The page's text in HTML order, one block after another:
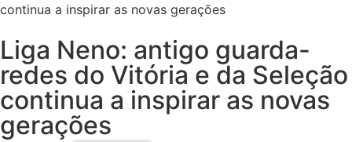
continua a inspirar as novas gerações
Liga Neno: antigo guarda-
redes do Vitória e da Seleção
continua a inspirar as novas
gerações